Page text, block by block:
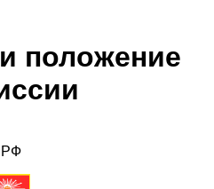
положение